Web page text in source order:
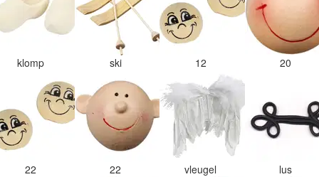
klomp ski 12 20
22 22 vleugel lus